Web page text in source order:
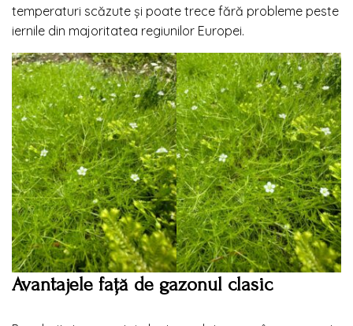
temperaturi scăzute și poate trece fără probleme peste
iernile din majoritatea regiunilor Europei.
Avantajele față de gazonul clasic